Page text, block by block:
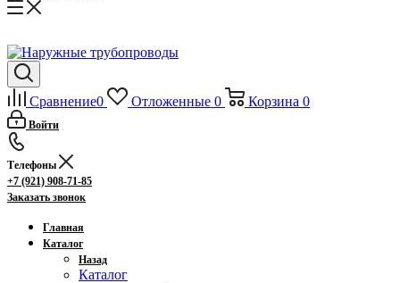
Сравнение0 Отложенные 0 Корзина 0
Войти
Телефоны
+7 (921) 908-71-85
Заказать звонок
Главная
Каталог
Назад
Каталог